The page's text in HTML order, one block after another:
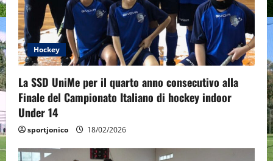
Hockey
La SSD UniMe per il quarto anno consecutivo alla
Finale del Campionato Italiano di hockey indoor
Under 14
sportjonico 18/02/2026